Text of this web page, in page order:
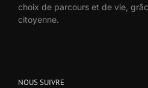
choix de parcours et de vie,
citoyenne.
NOUS SUIVRE